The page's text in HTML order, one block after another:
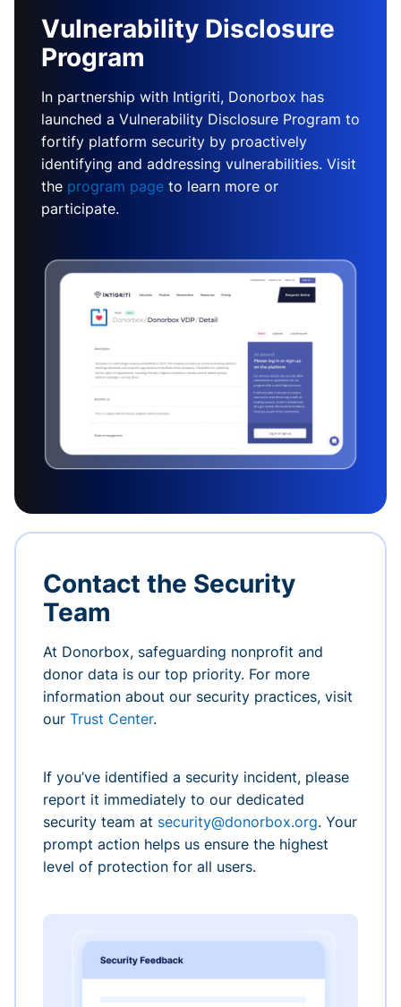
Vulnerability Disclosure
Program
In partnership with Intigriti, Donorbox has
launched a Vulnerability Disclosure Program to
fortify platform security by proactively
identifying and addressing vulnerabilities. Visit
the program page to learn more or
participate.
Contact the Security
Team
At Donorbox, safeguarding nonprofit and
donor data is our top priority. For more
information about our security practices, visit
our Trust Center.
If you’ve identified a security incident, please
report it immediately to our dedicated
security team at security@donorbox.org. Your
prompt action helps us ensure the highest
level of protection for all users.